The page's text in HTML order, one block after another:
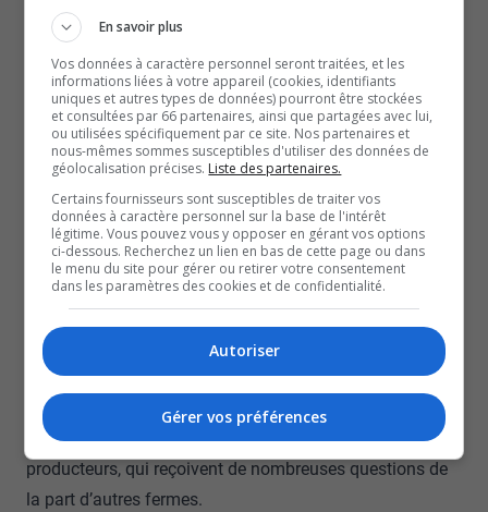
Chaque matin, les propriétaires indiquent ce qui est
disponible sur les tableaux d’affichage, puis tout le
monde peut passer ramasser les produits disponibles
dans les frigos, ensuite, il suffit de payer comptant ou
par virement Interact.
Il y a même du change de disponible sur place.
Ce concept favorise la clientèle de proximité.
Après avoir ouvert le frigo pour la première fois, la
majorité des gens reviennent régulièrement, selon David
Cyr.
Dans ce système basé sur la confiance, le couple n’a
jamais constaté de vol.
Pour l’instant, seulement une poignée de fermes font du
libre-service en région.
Mais c’est appelé à grandir en popularité, croient les
producteurs, qui reçoivent de nombreuses questions de
la part d’autres fermes.
En savoir plus
Vos données à caractère personnel seront traitées, et les
informations liées à votre appareil (cookies, identifiants
uniques et autres types de données) pourront être stockées
et consultées par 66 partenaires, ainsi que partagées avec lui,
ou utilisées spécifiquement par ce site. Nos partenaires et
nous-mêmes sommes susceptibles d'utiliser des données de
géolocalisation précises. Liste des partenaires.
Certains fournisseurs sont susceptibles de traiter vos
données à caractère personnel sur la base de l'intérêt
légitime. Vous pouvez vous y opposer en gérant vos options
ci-dessous. Recherchez un lien en bas de cette page ou dans
le menu du site pour gérer ou retirer votre consentement
dans les paramètres des cookies et de confidentialité.
Autoriser
Gérer vos préférences